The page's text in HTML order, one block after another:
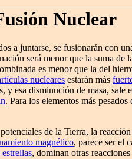
Nuclear
a juntarse, se fusionarán con
será menor que la suma de
es menor que la del
nucleares estarán más
y esa disminución de masa, sale
. Para los elementos más
de la Tierra, la
magnético, parece ser el
, dominan otras